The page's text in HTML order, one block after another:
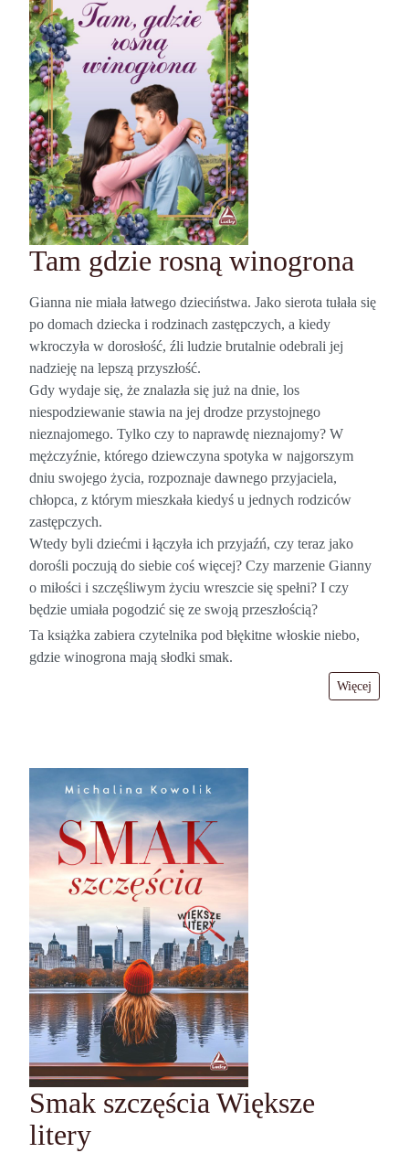
Tam gdzie rosną winogrona
Gianna nie miała łatwego dzieciństwa. Jako sierota tułała się
po domach dziecka i rodzinach zastępczych, a kiedy
wkroczyła w dorosłość, źli ludzie brutalnie odebrali jej
nadzieję na lepszą przyszłość.
Gdy wydaje się, że znalazła się już na dnie, los
niespodziewanie stawia na jej drodze przystojnego
nieznajomego. Tylko czy to naprawdę nieznajomy? W
mężczyźnie, którego dziewczyna spotyka w najgorszym
dniu swojego życia, rozpoznaje dawnego przyjaciela,
chłopca, z którym mieszkała kiedyś u jednych rodziców
zastępczych.
Wtedy byli dziećmi i łączyła ich przyjaźń, czy teraz jako
dorośli poczują do siebie coś więcej? Czy marzenie Gianny
o miłości i szczęśliwym życiu wreszcie się spełni? I czy
będzie umiała pogodzić się ze swoją przeszłością?
Ta książka zabiera czytelnika pod błękitne włoskie niebo,
gdzie winogrona mają słodki smak.
Więcej
Smak szczęścia Większe
litery